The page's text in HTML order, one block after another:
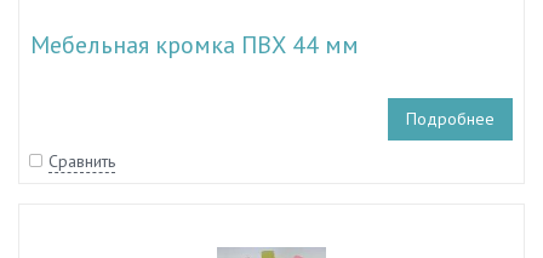
Мебельная кромка ПВХ 44 мм
Подробнее
Сравнить